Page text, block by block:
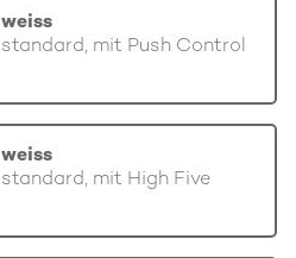
weiss
standard, mit Push Control
weiss
standard, mit High Five